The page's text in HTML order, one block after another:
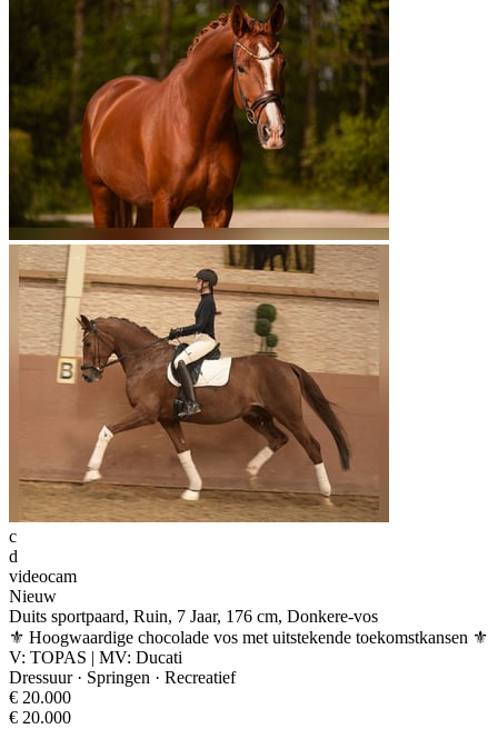
c
d
videocam
Nieuw
Duits sportpaard, Ruin, 7 Jaar, 176 cm, Donkere-vos
⚜️ Hoogwaardige chocolade vos met uitstekende toekomstkansen ⚜️
V: TOPAS | MV: Ducati
Dressuur · Springen · Recreatief
€ 20.000
€ 20.000